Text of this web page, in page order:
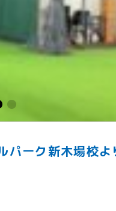
パーク新木場校よ